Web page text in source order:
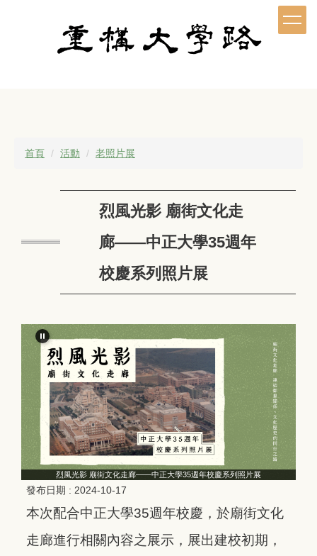
首頁 活動 老照片展
烈風光影 廟街文化走
廊——中正大學35週年
校慶系列照片展
烈風光影 廟街文化走廊——中正大學35週年校慶系列照片展
發布日期 : 2024-10-17
本次配合中正大學35週年校慶，於廟街文化
走廊進行相關內容之展示，展出建校初期，